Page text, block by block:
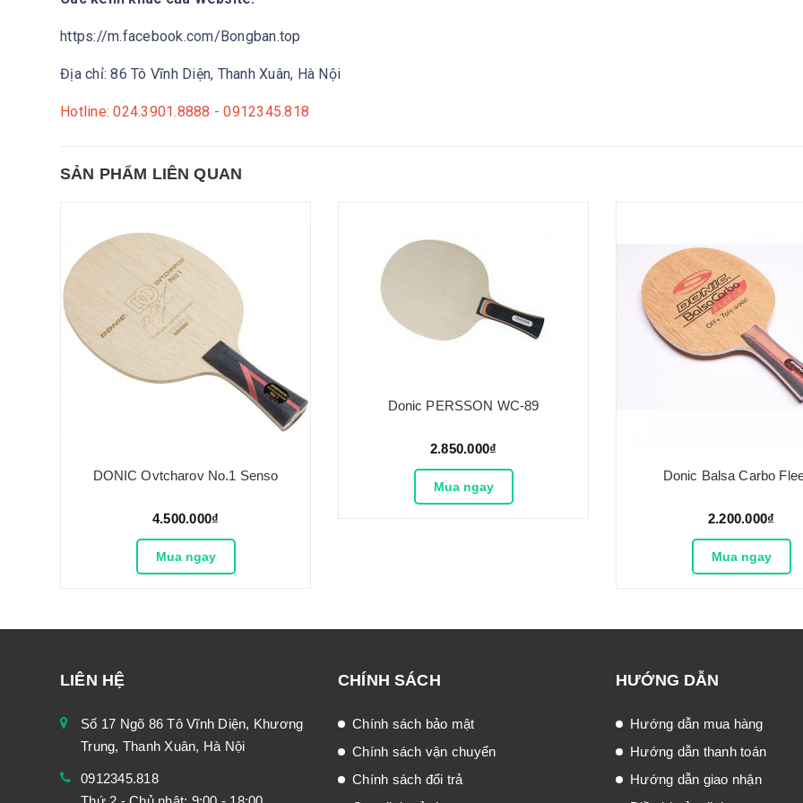
https://m.facebook.com/Bongban.top
Địa chỉ: 86 Tô Vĩnh Diện, Thanh Xuân, Hà Nội
Hotline: 024.3901.8888 - 0912345.818
SẢN PHẨM LIÊN QUAN
DONIC Ovtcharov No.1 Senso
4.500.000₫
Mua ngay
Donic PERSSON WC-89
2.850.000₫
Mua ngay
Donic Balsa Carbo
2.200.000₫
Mua ngay
LIÊN HỆ
Số 17 Ngõ 86 Tô Vĩnh Diện, Khương
Trung, Thanh Xuân, Hà Nội
0912345.818
CHÍNH SÁCH
Chính sách bảo mật
Chính sách vận chuyển
Chính sách đổi trả
HƯỚNG DẪN
Hướng dẫn mua hàng
Hướng dẫn thanh toán
Hướng dẫn giao nhận